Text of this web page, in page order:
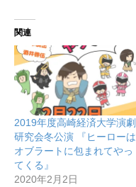
関連
2019年度高崎経済大学演劇
研究会冬公演 『ヒーローは
オブラートに包まれてやっ
てくる』
2020年2月2日